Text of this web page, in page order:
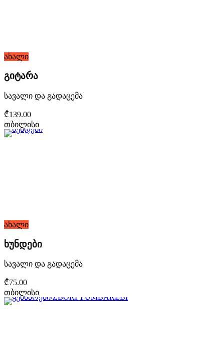
ახალი
გიტარა
სავალი და გადაცემა
₾139.00
თბილისი
ახალი
ხუნდები
სავალი და გადაცემა
₾75.00
თბილისი